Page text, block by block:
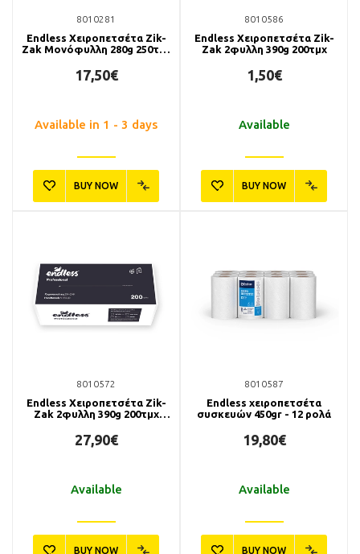
8010281
Endless Χειροπετσέτα Zik-
Zak Μονόφυλλη 280g 250τμχ
17,50€
Available in 1 - 3 days
BUY NOW
8010586
Endless Χειροπετσέτα Zik-
Zak 2φυλλη 390g 200τμχ
1,50€
Available
BUY NOW
8010572
Endless Χειροπετσέτα Zik-
Zak 2φυλλη 390g 200τμχ
27,90€
Available
BUY NOW
8010587
Endless χειροπετσέτα
συσκευών 450gr - 12 ρολά
19,80€
Available
BUY NOW